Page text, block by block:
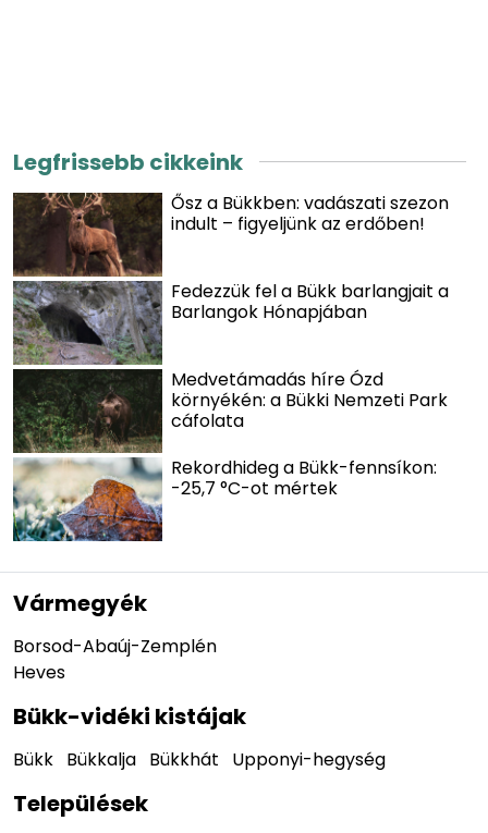
Legfrissebb cikkeink
Ősz a Bükkben: vadászati szezon
indult – figyeljünk az erdőben!
Fedezzük fel a Bükk barlangjait a
Barlangok Hónapjában
Medvetámadás híre Ózd
környékén: a Bükki Nemzeti Park
cáfolata
Rekordhideg a Bükk-fennsíkon:
-25,7 °C-ot mértek
Vármegyék
Borsod-Abaúj-Zemplén
Heves
Bükk-vidéki kistájak
Bükk Bükkalja Bükkhát Upponyi-hegység
Települések